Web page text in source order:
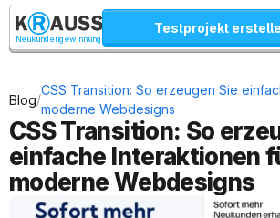
Neukundengewinnung
Testprojekt
Blog/
CSS Transition: So erzeugen Sie
moderne Webdesigns
CSS Transition: So
einfache Interaktionen
moderne Webdesigns